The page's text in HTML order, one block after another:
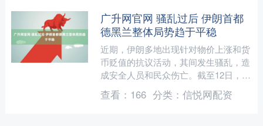
广升网官网 骚乱过后 伊朗首都
德黑兰整体局势趋于平稳
近期，伊朗多地出现针对物价上涨和货
币贬值的抗议活动，其间发生骚乱，造
成安全人员和民众伤亡。截至12日，总
台记者自当地获得的消息显示，德黑兰
地区的骚乱烈度自11日....
查看： 166 分类： 信悦网配资